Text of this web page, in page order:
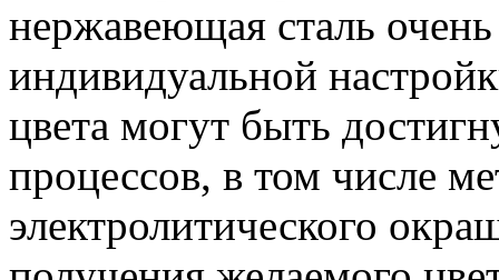
нержавеющая сталь
индивидуальной
цвета могут быть
процессов, в том числе
электролитического